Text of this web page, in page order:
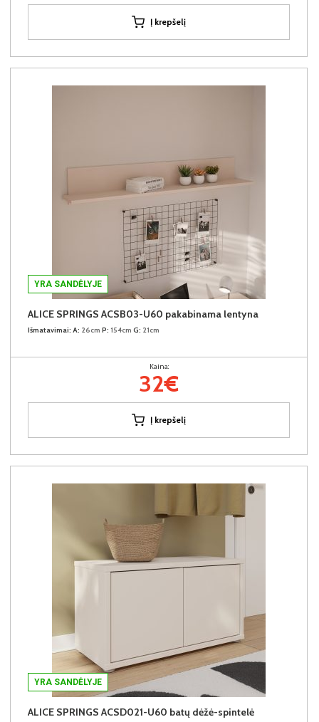
Į krepšelį
YRA SANDĖLYJE
ALICE SPRINGS ACSB03-U60 pakabinama lentyna
Išmatavimai: A: 26cm P: 154cm G: 21cm
Kaina:
32€
Į krepšelį
YRA SANDĖLYJE
ALICE SPRINGS ACSD021-U60 batų dėžė-spintelė